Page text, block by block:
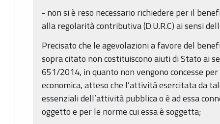
- non si è reso necessario richiedere per il
alla regolarità contributiva (D.U.R.C) ai sensi
Precisato che le agevolazioni a favore del
sopra citato non costituiscono aiuti di Stato ai
651/2014, in quanto non vengono concesse
economica, atteso che l’attività esercitata da
essenziali dell’attività pubblica o è ad essa
oggetto e per le norme cui essa è soggetta;